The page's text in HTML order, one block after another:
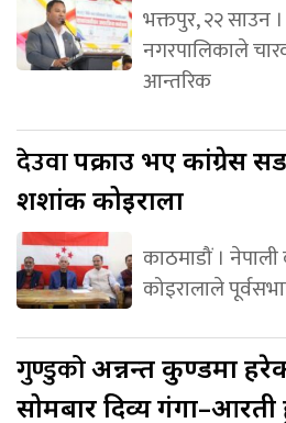
भक्तपुर, २२ साउन
नगरपालिकाले
आन्तरिक
देउवापक्राउ भए कांग्रेस
शशांक कोइराला
काठमाडौं ।
कोइरालाले
गुण्डुकोअन्नन्त कुण्डमा
सोमबार दिव्य